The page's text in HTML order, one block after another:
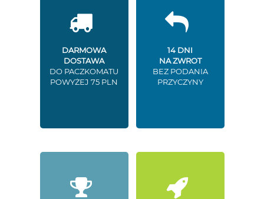
DARMOWA
DOSTAWA
DO PACZKOMATU
POWYŻEJ 75 PLN
14 DNI
NA ZWROT
BEZ PODANIA
PRZYCZYNY